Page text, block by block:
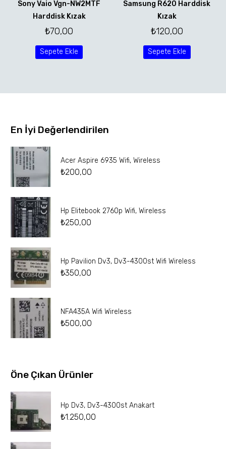
Sony Vaio Vgn-NW2MTF
Harddisk Kızak
₺70,00
Sepete Ekle
Samsung R620 Harddisk
Kızak
₺120,00
Sepete Ekle
En İyi Değerlendirilen
Acer Aspire 6935 Wifi, Wireless
₺200,00
Hp Elitebook 2760p Wifi, Wireless
₺250,00
Hp Pavilion Dv3, Dv3-4300st Wifi Wireless
₺350,00
NFA435A Wifi Wireless
₺500,00
Öne Çıkan Ürünler
Hp Dv3, Dv3-4300st Anakart
₺1.250,00